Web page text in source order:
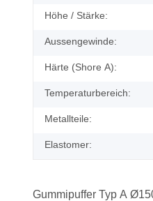
Höhe / Stärke:
Aussengewinde:
Härte (Shore A):
Temperaturbereich:
Metallteile:
Elastomer:
Gummipuffer Typ A